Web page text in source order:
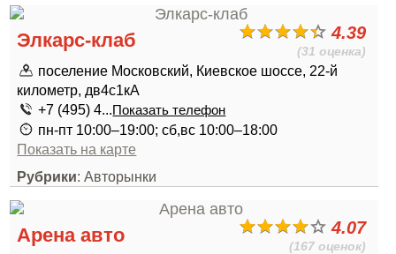
4.39
(31 оценка)
Элкарс-клаб
поселение Московский, Киевское шоссе, 22-й
километр, дв4с1кА
+7 (495) 4...Показать телефон
пн-пт 10:00–19:00; сб,вс 10:00–18:00
Показать на карте
Рубрики: Авторынки
4.07
(167 оценок)
Арена авто